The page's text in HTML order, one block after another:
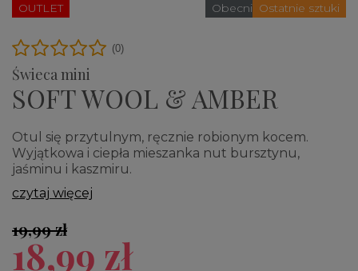
Obecnie brak na stanie
OUTLET Ostatnie sztuki
Świeca mini
SOFT WOOL & AMBER
(0)
Otul się przytulnym, ręcznie robionym kocem.
Wyjątkowa i ciepła mieszanka nut bursztynu,
jaśminu i kaszmiru.
czytaj więcej
19,99 zł
18,99 zł